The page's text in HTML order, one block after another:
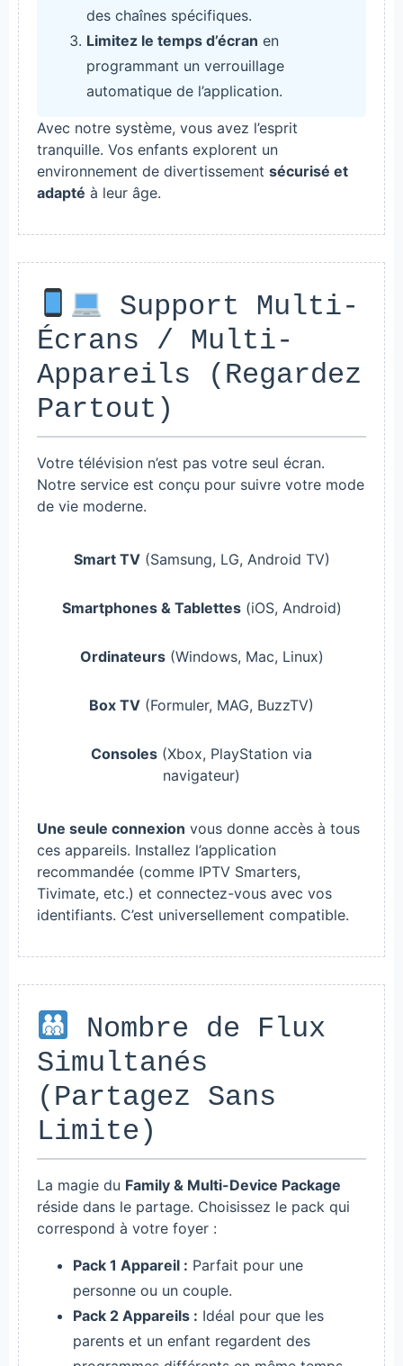
des chaînes spécifiques.
Limitez le temps d’écran en
programmant un verrouillage
automatique de l’application.
Avec notre système, vous avez l’esprit
tranquille. Vos enfants explorent un
environnement de divertissement sécurisé et
adapté à leur âge.
Support Multi-
Écrans / Multi-
Appareils (Regardez
Partout)
Votre télévision n’est pas votre seul écran.
Notre service est conçu pour suivre votre mode
de vie moderne.
Smart TV(Samsung, LG, Android TV)
Smartphones & Tablettes(iOS, Android)
Ordinateurs(Windows, Mac, Linux)
Box TV (Formuler, MAG, BuzzTV)
Consoles (Xbox, PlayStation via
navigateur)
Une seule connexion vous donne accès à tous
ces appareils. Installez l’application
recommandée (comme IPTV Smarters,
Tivimate, etc.) et connectez-vous avec vos
identifiants. C’est universellement compatible.
Nombre de Flux
Simultanés
(Partagez Sans
Limite)
La magie du Family & Multi-Device Package
réside dans le partage. Choisissez le pack qui
correspond à votre foyer :
Pack 1 Appareil : Parfait pour une
personne ou un couple.
Pack 2 Appareils : Idéal pour que les
parents et un enfant regardent des